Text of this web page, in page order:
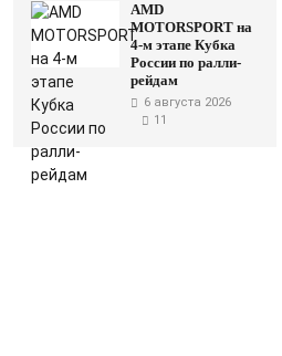
AMD
MOTORSPORT на
4-м этапе Кубка
России по ралли-
рейдам
6 августа 2026
11